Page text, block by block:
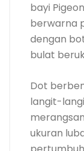
bayi
berwarna
dengan
bulat
Dot
langit-
ukuran